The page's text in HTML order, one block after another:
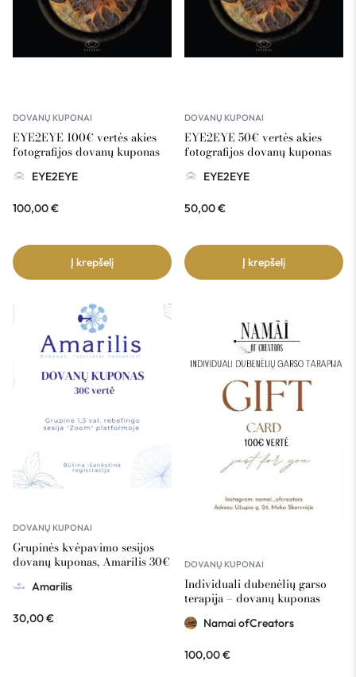
DOVANŲ KUPONAI
EYE2EYE 100€ vertės akies
fotografijos dovanų kuponas
EYE2EYE
100,00€
Į krepšelį
DOVANŲ KUPONAI
EYE2EYE 50€ vertės akies
fotografijos dovanų kuponas
EYE2EYE
50,00€
Į krepšelį
DOVANŲ KUPONAI
Grupinės kvėpavimo sesijos
dovanų kuponas, Amarilis 30€
Amarilis
30,00€
DOVANŲ KUPONAI
Individuali dubenėlių garso
terapija – dovanų kuponas
Namai ofCreators 100€ vertė
Namai ofCreators
100,00€